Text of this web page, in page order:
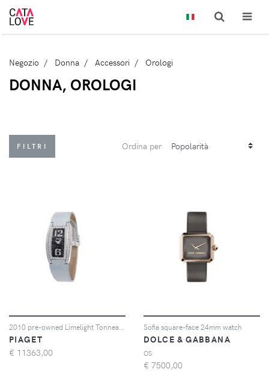
Negozio Donna Accessori Orologi
DONNA, OROLOGI
FILTRI Ordina per
2010 pre-owned Limelight Tonneau 18mm
PIAGET
€ 11363,00
Sofia square-face 24mm watch
DOLCE & GABBANA
OS
€ 7500,00